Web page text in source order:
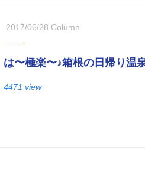
2017/06/28 Column
は〜極楽〜♪箱根の日帰り温
4471 view